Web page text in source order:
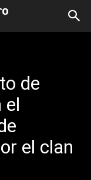
de
el
el clan